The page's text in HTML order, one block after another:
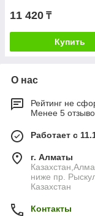
11 420 ₸
Купить
О нас
Рейтинг не
Менее 5
Работает с
г. Алматы
ниже пр.
Казахстан
Контакты